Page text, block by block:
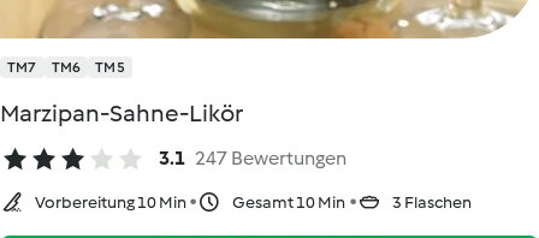
TM7 TM6 TM5
Marzipan-Sahne-Likör
3.1 247 Bewertungen
Vorbereitung 10 Min Gesamt 10 Min 3 Flaschen